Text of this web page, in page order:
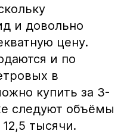
и довольно
цену.
и по
в
купить за 3-
следуют объёмы
тысячи.